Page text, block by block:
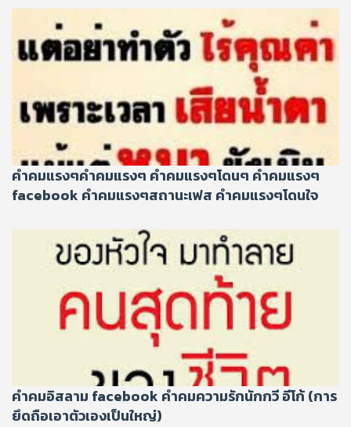
คําคมแรงๆคําคมแรงๆ คําคมแรงๆโดนๆ คําคมแรงๆ
facebook คําคมแรงๆสถานะเฟส คําคมแรงๆโดนใจ
คําคมอิสลาม facebook คำคมความรักนักกวี อีโก้ (การ
ยึดถือเอาตัวเองเป็นใหญ่)